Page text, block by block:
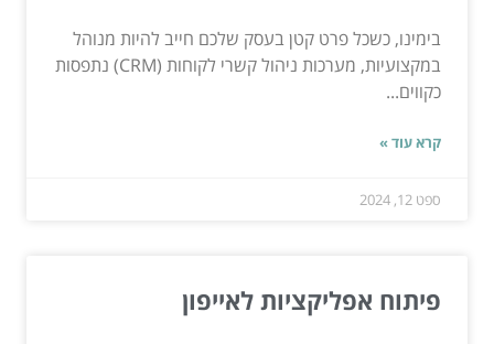
בימינו, כשכל פרט קטן בעסק שלכם חייב להיות מנוהל
במקצועיות, מערכות ניהול קשרי לקוחות (CRM) נתפסות
כקווים...
קרא עוד »
ספט 12, 2024
פיתוח אפליקציות לאייפון